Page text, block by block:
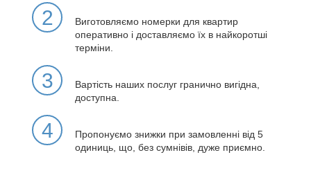
2
Виготовляємо номерки для квартир
оперативно і доставляємо їх в найкоротші
терміни.
3
Вартість наших послуг гранично вигідна,
доступна.
4
Пропонуємо знижки при замовленні від 5
одиниць, що, без сумнівів, дуже приємно.